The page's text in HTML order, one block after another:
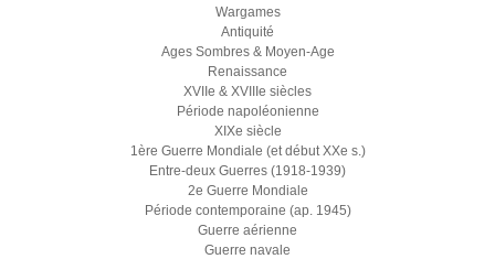
Wargames
Antiquité
Ages Sombres & Moyen-Age
Renaissance
XVIIe & XVIIIe siècles
Période napoléonienne
XIXe siècle
1ère Guerre Mondiale (et début XXe s.)
Entre-deux Guerres (1918-1939)
2e Guerre Mondiale
Période contemporaine (ap. 1945)
Guerre aérienne
Guerre navale